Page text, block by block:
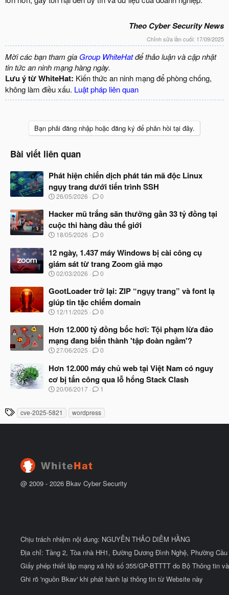
Theo Cyber Security News
Chỉnh sửa lần cuối: 17/09/2025
Mời các bạn tham gia Group WhiteHatđể thảo luận và cập nhật
tin tức an ninh mạng hàng ngày.
Lưu ý từ WhiteHat: Kiến thức an ninh mạng để phòng chống,
không làm điều xấu. Luật pháp liên quan
Bạn phải đăng nhập hoặc đăng ký để phản hồi tại đây.
Bài viết liên quan
Phát hiện chiến dịch phát tán mã độc Linux
ngụy trang dưới tiến trình SSH
N
à
b
ắ
đ
ầ
u
26/05/2026 0
Hacker mũ trắng săn thưởng gần 33 tỷ đồng tại
cuộc thi hàng đầu thế giới
N
à
b
ắ
đ
ầ
u
18/05/2026 0
12 ngày, 1.437 máy Windows bị cài công cụ
giám sát từ trang Zoom giả mạo
N
à
y
b
ắ
đ
ầ
u
02/03/2026 0
GootLoader trở lại: ZIP “ngụy trang” và font lạ
giúp tin tặc chiếm domain
N
à
b
ắ
đ
ầ
u
12/11/2025 0
Hơn 12.000 tỷ đồng bốc hơi: Tội phạm lừa đảo
mạng đang biến thành 'tập đoàn ngầm'?
N
à
y
b
ắ
đ
ầ
u
27/06/2025 0
Hơn 12.000 máy chủ web tại Việt Nam có nguy
cơ bị tấn công qua lỗ hổng Stack Clash
N
y
u
20/06/2017 1
T
h
cve-2025-5821 wordpress
@ 2009 - 2026 Bkav Cyber Security
Chịu trách nhiệm nội dung: NGUYỄN THẢO DIỄM HẰNG
Địa chỉ: Tầng 2, Tòa nhà HH1, Đường Dương Đình Nghệ, Phường
Giấy phép thiết lập mạng xã hội số 355/GP-BTTTT do Bộ Thông tin
Ghi rõ 'nguồn Bkav' khi phát hành lại thông tin từ Website này